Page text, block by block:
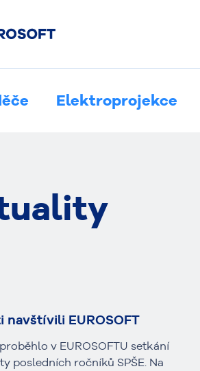
Elektroprojekce
navštívili EUROSOFT
v EUROSOFTU setkání
posledních ročníků SPŠE. Na